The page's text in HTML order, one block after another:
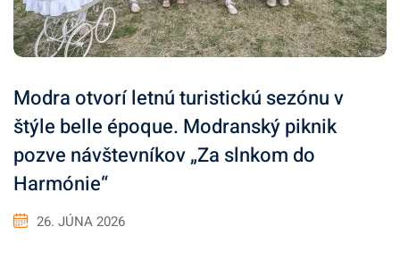
Modra otvorí letnú turistickú sezónu v
štýle belle époque. Modranský piknik
pozve návštevníkov „Za slnkom do
Harmónie“
26. JÚNA 2026